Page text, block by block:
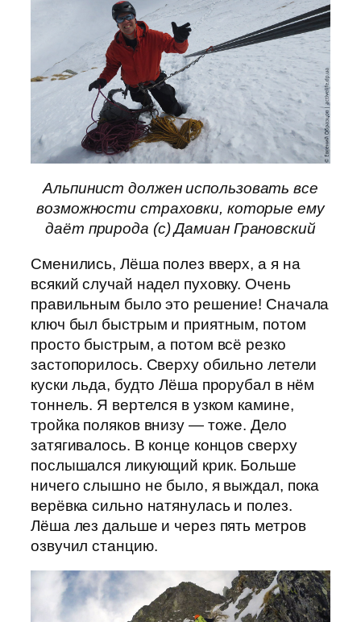
Альпинист должен использовать все
возможности страховки, которые ему
даёт природа (с) Дамиан Грановский
Сменились, Лёша полез вверх, а я на
всякий случай надел пуховку. Очень
правильным было это решение! Сначала
ключ был быстрым и приятным, потом
просто быстрым, а потом всё резко
застопорилось. Сверху обильно летели
куски льда, будто Лёша прорубал в нём
тоннель. Я вертелся в узком камине,
тройка поляков внизу — тоже. Дело
затягивалось. В конце концов сверху
послышался ликующий крик. Больше
ничего слышно не было, я выждал, пока
верёвка сильно натянулась и полез.
Лёша лез дальше и через пять метров
озвучил станцию.